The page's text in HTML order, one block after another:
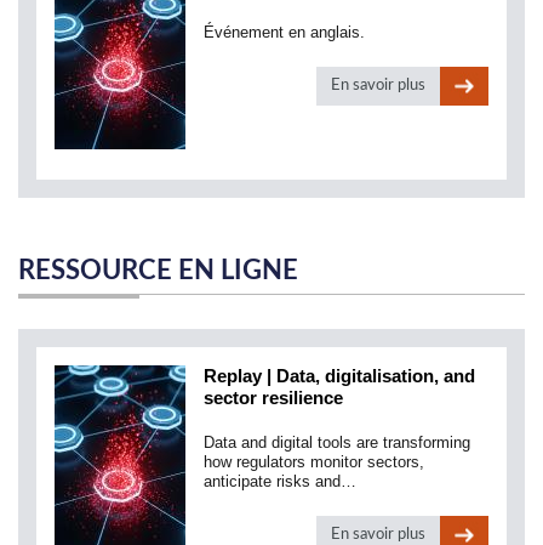
Événement en anglais.
En savoir plus
RESSOURCE EN LIGNE
Replay | Data, digitalisation, and
sector resilience
Data and digital tools are transforming
how regulators monitor sectors,
anticipate risks and…
En savoir plus